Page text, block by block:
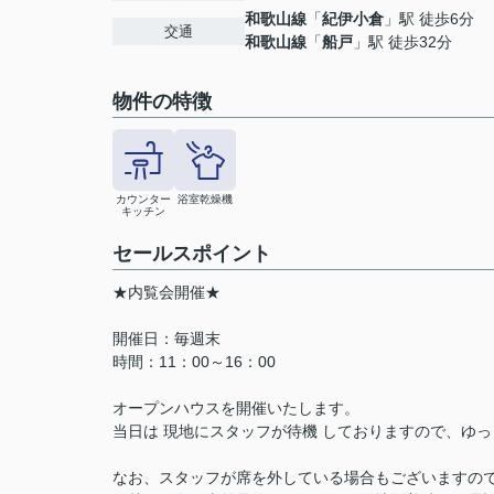
交通
和歌山線 「紀伊小倉 」駅 徒歩6分
和歌山線 「船戸 」駅 徒歩32分
物件の特徴
カウンター
キッチン
浴室乾燥機
セールスポイント
★内覧会開催★
開催日：毎週末
時間：11：00～16：00
オープンハウスを開催いたします。
当日は 現地にスタッフが待機 しておりますので、ゆっ
なお、スタッフが席を外している場合もございますので